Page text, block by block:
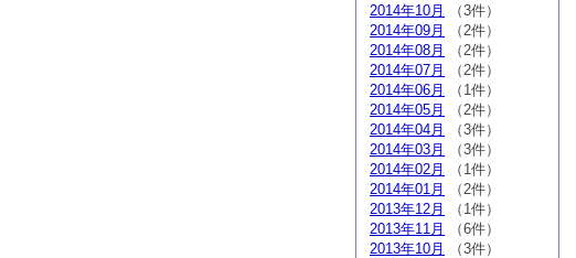
2014年10月
（3件）
2014年09月
（2件）
2014年08月
（2件）
2014年07月
（2件）
2014年06月
（1件）
2014年05月
（2件）
2014年04月
（3件）
2014年03月
（3件）
2014年02月
（1件）
2014年01月
（2件）
2013年12月
（1件）
2013年11月
（6件）
2013年10月
（3件）